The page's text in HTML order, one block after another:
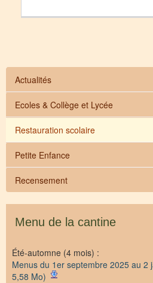
Actualités
Ecoles & Collège et Lycée
Restauration scolaire
Petite Enfance
Recensement
Menu de la cantine
Été-automne (4 mois) :
Menus du 1er septembre 2025 au 2
5,58 Mo)